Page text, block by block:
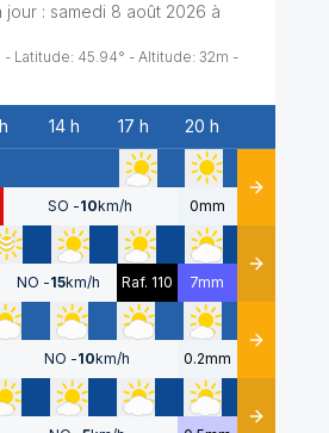
jour : samedi 8 août 2026 à
- Latitude: 45.94° - Altitude: 32m -
14 h 17 h 20 h
SO -10km/h 0mm Détails
NO -15km/h Raf. 110 7mm Détails
NO -10km/h 0.2mm Détails
Détails